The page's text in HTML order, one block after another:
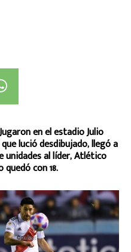
en el estadio Julio
lució desdibujado, llegó a
unidades al líder, Atlético
con 18.